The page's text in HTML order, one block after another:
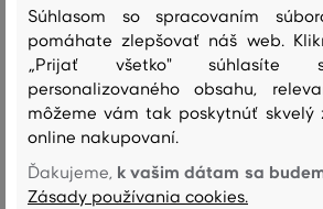
Recenzie
AKO SEDELA VYBRANÁ VEĽKOSŤ
Veľkosť je oveľa menšia ako nosím
Súhlasom so spracovaním
pomáhate zlepšovať náš web.
„Prijať všetko" súhlasíte
personalizovaného obsahu,
môžeme vám tak poskytnúť skvelý
online nakupovaní.
Ďakujeme, k vašim dátam sa
Zásady používania cookies.